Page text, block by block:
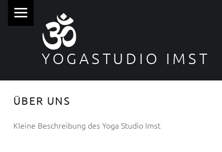
YOGASTUDIO IMST
ÜBER UNS
Kleine Beschreibung des Yoga Studio Imst